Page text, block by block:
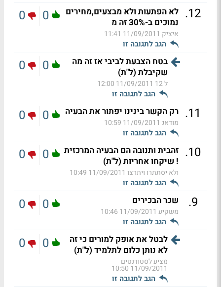
12
. לא הפתעות ולא מבצעים,מחירים
נמוכים ב-30% זה מ
איציק 11/09/2011 11:41
הגב לתגובה זו
0
0
בטח הצבעת לביבי אז זה מה
שקיבלת (ל"ת)
ל 12 11/09/2011 12:00
הגב לתגובה זו
0
0
11
. רק הקשר בינינו יפתור את הבעיה
מודאג 11/09/2011 10:59
הגב לתגובה זו
0
0
10
. זהבית ותנובה הם הבעיה המרכזית
! שיקחו אחריות (ל"ת)
ולא יסתתרו ויתרצו 11/09/2011 10:49
הגב לתגובה זו
0
0
9
. שכר הבכירים
משקיע 11/09/2011 10:46
הגב לתגובה זו
0
0
לבטל את אופק למורים כי זה
לא נותן כלום לתלמיד (ל"ת)
מציע לסטודנטים
11/09/2011 10:50
הגב לתגובה זו
0
0